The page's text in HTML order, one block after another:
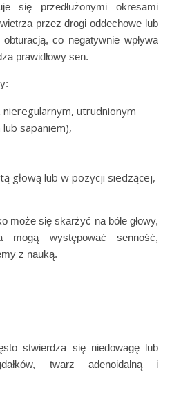
się przedłużonymi okresami
przez drogi oddechowe lub
co negatywnie wpływa
prawidłowy sen.
utrudnionym
sapaniem),
głową lub w pozycji siedzącej,
może się skarżyć na bóle głowy,
występować senność,
z nauką.
stwierdza się niedowagę lub
twarz adenoidalną i